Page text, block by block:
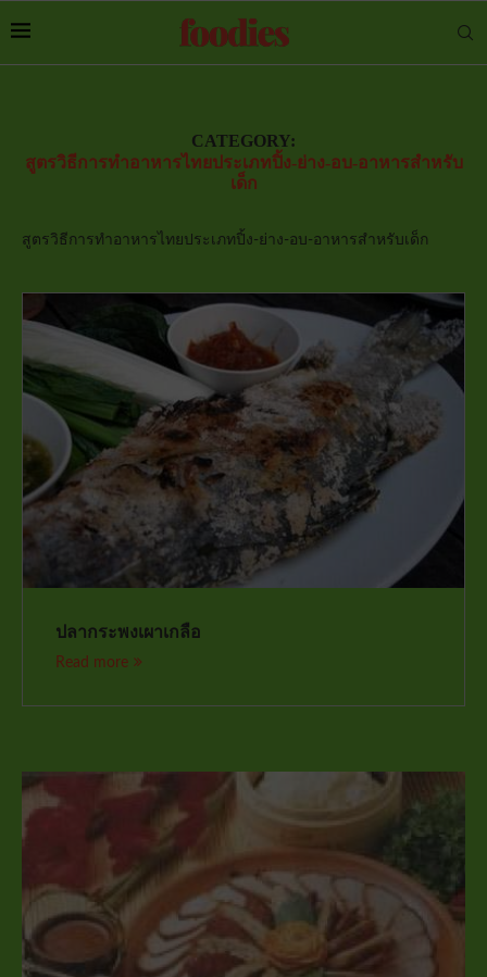
CATEGORY:
สูตรวิธีการทำอาหารไทยประเภทปิ้ง-ย่าง-อบ-อาหารสำหรับ
เด็ก
สูตรวิธีการทำอาหารไทยประเภทปิ้ง-ย่าง-อบ-อาหารสำหรับเด็ก
ปลากระพงเผาเกลือ
Read more